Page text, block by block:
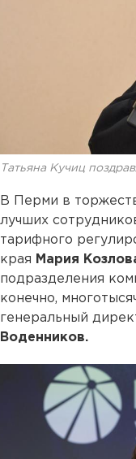
Татьяна Кучиц
В Перми в
лучших
тарифного
края Мария
подразделения
конечно,
генеральный
Воденников.